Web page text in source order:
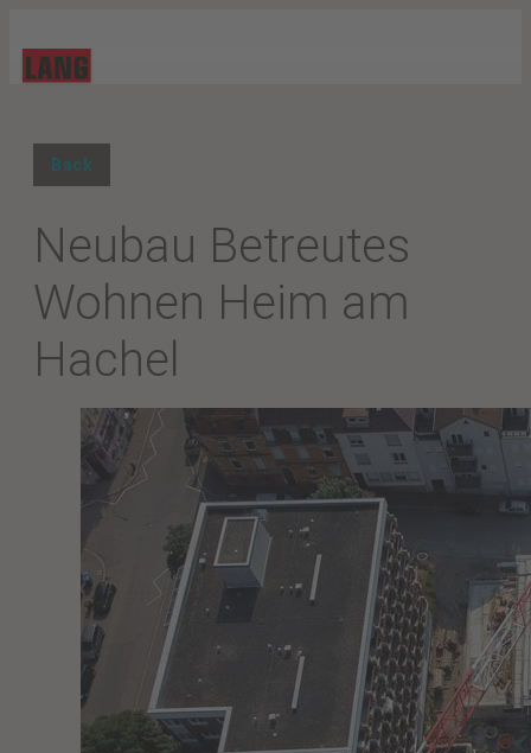
Back
Neubau Betreutes
Wohnen Heim am
Hachel